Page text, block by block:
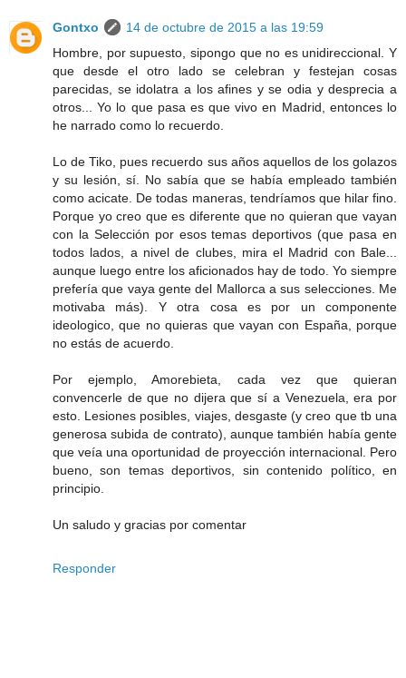
Gontxo
14 de octubre de 2015 a las 19:59
Hombre, por supuesto, sipongo que no es unidireccional. Y
que desde el otro lado se celebran y festejan cosas
parecidas, se idolatra a los afines y se odia y desprecia a
otros... Yo lo que pasa es que vivo en Madrid, entonces lo
he narrado como lo recuerdo.
Lo de Tiko, pues recuerdo sus años aquellos de los golazos
y su lesión, sí. No sabía que se había empleado también
como acicate. De todas maneras, tendríamos que hilar fino.
Porque yo creo que es diferente que no quieran que vayan
con la Selección por esos temas deportivos (que pasa en
todos lados, a nivel de clubes, mira el Madrid con Bale...
aunque luego entre los aficionados hay de todo. Yo siempre
prefería que vaya gente del Mallorca a sus selecciones. Me
motivaba más). Y otra cosa es por un componente
ideologico, que no quieras que vayan con España, porque
no estás de acuerdo.
Por ejemplo, Amorebieta, cada vez que quieran
convencerle de que no dijera que sí a Venezuela, era por
esto. Lesiones posibles, viajes, desgaste (y creo que tb una
generosa subida de contrato), aunque también había gente
que veía una oportunidad de proyección internacional. Pero
bueno, son temas deportivos, sin contenido político, en
principio.
Un saludo y gracias por comentar
Responder